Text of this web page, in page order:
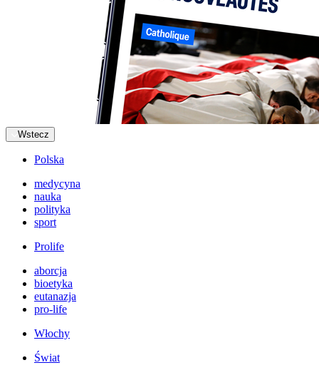
Wstecz
Polska
medycyna
nauka
polityka
sport
Prolife
aborcja
bioetyka
eutanazja
pro-life
Włochy
Świat